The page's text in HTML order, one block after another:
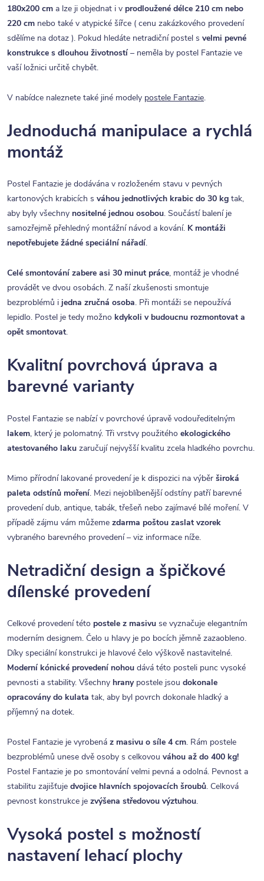
180x200 cm a lze ji objednat i v prodloužené délce 210 cm nebo
220 cm nebo také v atypické šířce ( cenu zakázkového provedení
sdělíme na dotaz ). Pokud hledáte netradiční postel s velmi pevné
konstrukce s dlouhou životností – neměla by postel Fantazie ve
vaší ložnici určitě chybět.
V nabídce naleznete také jiné modely postele Fantazie.
Jednoduchá manipulace a rychlá
montáž
Postel Fantazie je dodávána v rozloženém stavu v pevných
kartonových krabicích s váhou jednotlivých krabic do 30 kg tak,
aby byly všechny nositelné jednou osobou. Součástí balení je
samozřejmě přehledný montážní návod a kování. K montáži
nepotřebujete žádné speciální nářadí.
Celé smontování zabere asi 30 minut práce, montáž je vhodné
provádět ve dvou osobách. Z naší zkušenosti smontuje
bezproblémů i jedna zručná osoba. Při montáži se nepoužívá
lepidlo. Postel je tedy možno kdykoli v budoucnu rozmontovat a
opět smontovat.
Kvalitní povrchová úprava a
barevné varianty
Postel Fantazie se nabízí v povrchové úpravě vodouředitelným
lakem, který je polomatný. Tři vrstvy použitého ekologického
atestovaného laku zaručují nejvyšší kvalitu zcela hladkého povrchu.
Mimo přírodní lakované provedení je k dispozici na výběr široká
paleta odstínů moření. Mezi nejoblíbenější odstíny patří barevné
provedení dub, antique, tabák, třešeň nebo zajímavé bílé moření. V
případě zájmu vám můžeme zdarma poštou zaslat vzorek
vybraného barevného provedení – viz informace níže.
Netradiční design a špičkové
dílenské provedení
Celkové provedení této postele z masivu se vyznačuje elegantním
moderním designem. Čelo u hlavy je po bocích jěmně zazaobleno.
Díky speciální konstrukci je hlavové čelo výškově nastavitelné.
Moderní kónické provedení nohou dává této posteli punc vysoké
pevnosti a stability. Všechny hranypostele jsou dokonale
opracovány do kulata tak, aby byl povrch dokonale hladký a
příjemný na dotek.
Postel Fantazie je vyrobená z masivu o síle 4 cm. Rám postele
bezproblémů unese dvě osoby s celkovou váhou až do 400 kg!
Postel Fantazie je po smontování velmi pevná a odolná. Pevnost a
stabilitu zajišťuje dvojice hlavních spojovacích šroubů. Celková
pevnost konstrukce je zvýšena středovou výztuhou.
Vysoká postel s možností
nastavení lehací plochy